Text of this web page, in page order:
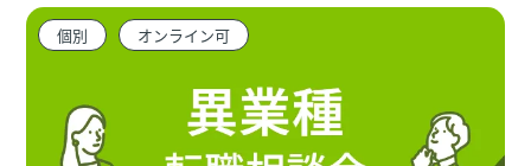
個別 オンライン可